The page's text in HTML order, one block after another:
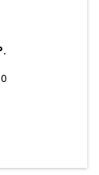
0